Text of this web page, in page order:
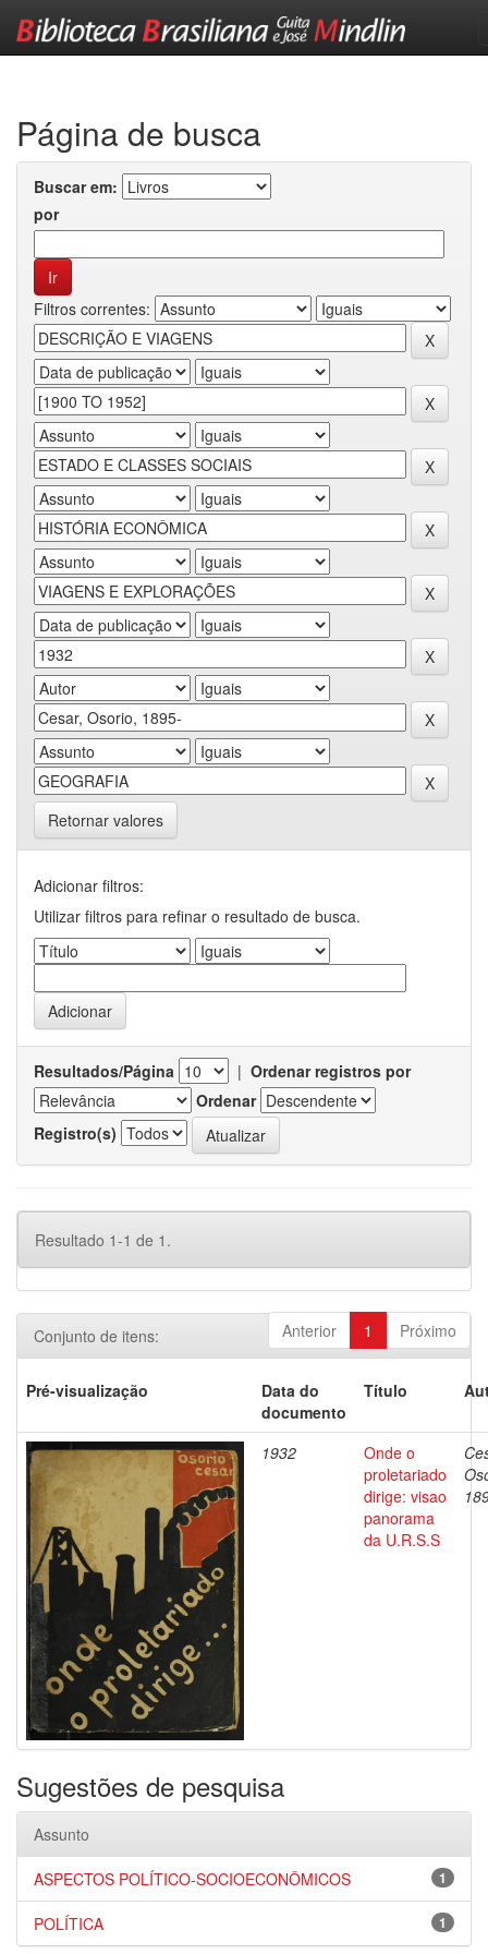
Página de busca
Buscar em:
por
Filtros correntes:
Retornar valores
Adicionar filtros:
Utilizar filtros para refinar o resultado de busca.
Resultados/Página | Ordenar registros por
Ordenar
Registro(s)
Resultado 1-1 de 1.
Anterior 1 Próximo
Conjunto de itens:
Pré-visualização
Data do
documento
Título
1932
Onde o
proletariado
dirige: visao
panorama
da U.R.S.S
Sugestões de pesquisa
Assunto
1
ASPECTOS POLÍTICO-SOCIOECONÔMICOS
1
POLÍTICA